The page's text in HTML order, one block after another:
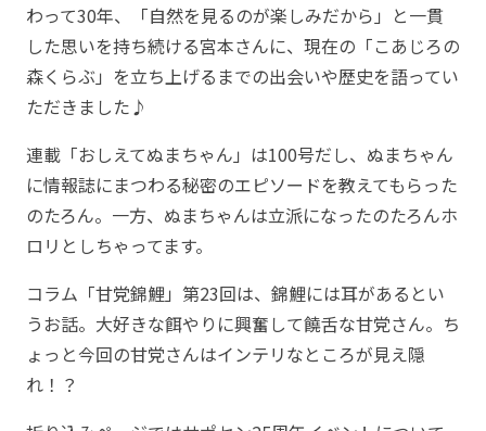
わって30年、「自然を見るのが楽しみだから」と一貫
した思いを持ち続ける宮本さんに、現在の「こあじろの
森くらぶ」を立ち上げるまでの出会いや歴史を語ってい
ただきました♪
連載「おしえてぬまちゃん」は100号だし、ぬまちゃん
に情報誌にまつわる秘密のエピソードを教えてもらった
のたろん。一方、ぬまちゃんは立派になったのたろんホ
ロリとしちゃってます。
コラム「甘党錦鯉」第23回は、錦鯉には耳があるとい
うお話。大好きな餌やりに興奮して饒舌な甘党さん。ち
ょっと今回の甘党さんはインテリなところが見え隠
れ！？